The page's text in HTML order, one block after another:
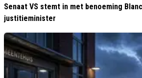
Senaat VS stemt in met benoeming
justitieminister